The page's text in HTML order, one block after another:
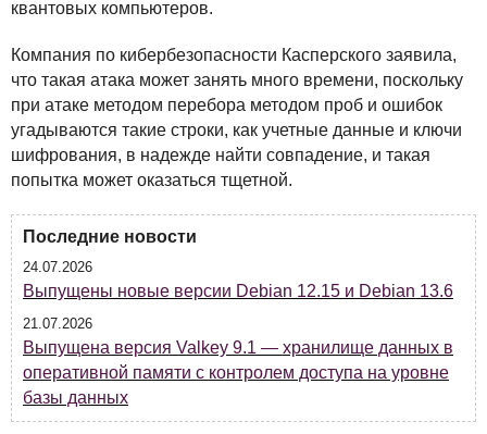
квантовых компьютеров.
Компания по кибербезопасности Касперского заявила,
что такая атака может занять много времени, поскольку
при атаке методом перебора методом проб и ошибок
угадываются такие строки, как учетные данные и ключи
шифрования, в надежде найти совпадение, и такая
попытка может оказаться тщетной.
Последние новости
24.07.2026
Выпущены новые версии Debian 12.15 и Debian 13.6
21.07.2026
Выпущена версия Valkey 9.1 — хранилище данных в
оперативной памяти с контролем доступа на уровне
базы данных